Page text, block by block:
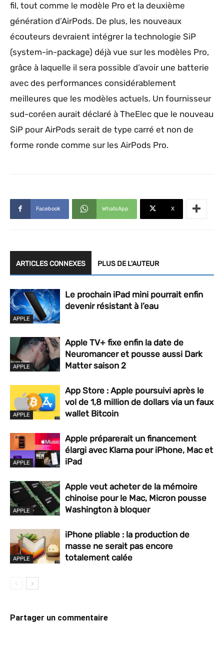
fil, tout comme le modèle Pro et la deuxième
génération d’AirPods. De plus, les nouveaux
écouteurs devraient intégrer la technologie SiP
(system-in-package) déjà vue sur les modèles Pro,
grâce à laquelle il sera possible d’avoir une batterie
avec des performances considérablement
meilleures que les modèles actuels. Un fournisseur
sud-coréen aurait déclaré à TheElec que le nouveau
SiP pour AirPods serait de type carré et non de
forme ronde comme sur les AirPods Pro.
Facebook WhatsApp X
ARTICLES CONNEXES PLUS DE L'AUTEUR
APPLE
Le prochain iPad mini pourrait enfin
devenir résistant à l’eau
APPLE
Apple TV+ fixe enfin la date de
Neuromancer et pousse aussi Dark
Matter saison 2
APPLE
App Store : Apple poursuivi après le
vol de 1,8 million de dollars via un faux
wallet Bitcoin
APPLE
Apple préparerait un financement
élargi avec Klarna pour iPhone, Mac et
iPad
APPLE
Apple veut acheter de la mémoire
chinoise pour le Mac, Micron pousse
Washington à bloquer
APPLE
iPhone pliable : la production de
masse ne serait pas encore
totalement calée
Partager un commentaire